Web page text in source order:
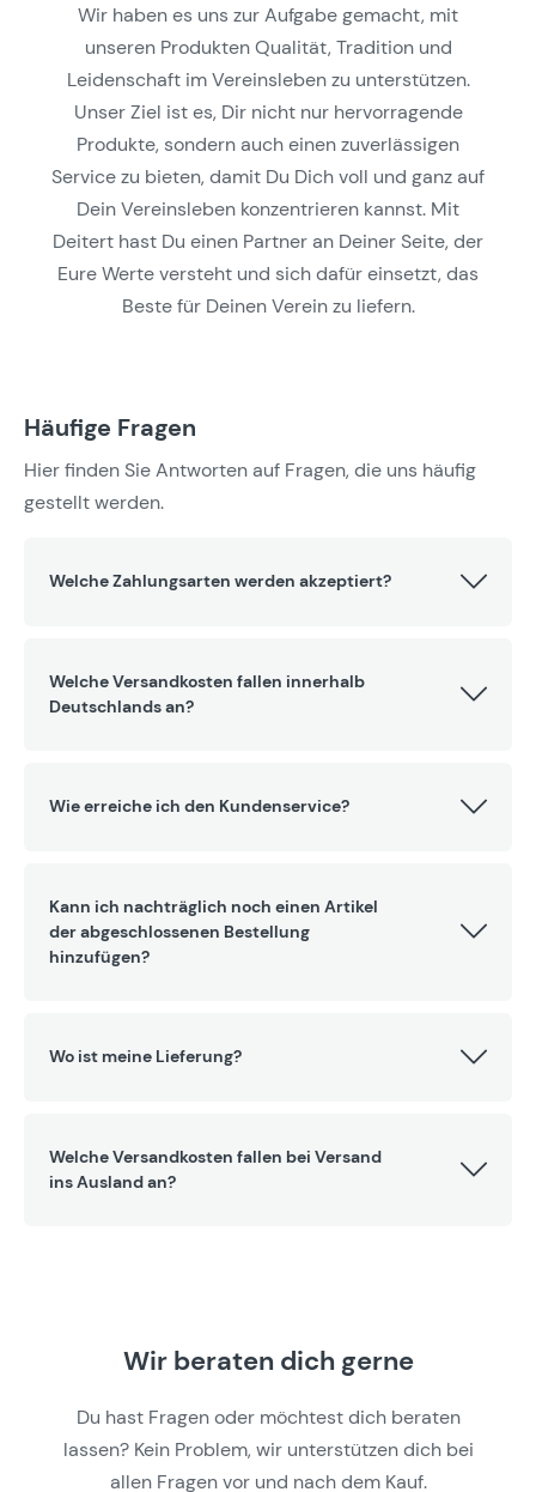
Wir haben es uns zur Aufgabe gemacht, mit
unseren Produkten Qualität, Tradition und
Leidenschaft im Vereinsleben zu unterstützen.
Unser Ziel ist es, Dir nicht nur hervorragende
Produkte, sondern auch einen zuverlässigen
Service zu bieten, damit Du Dich voll und ganz auf
Dein Vereinsleben konzentrieren kannst. Mit
Deitert hast Du einen Partner an Deiner Seite, der
Eure Werte versteht und sich dafür einsetzt, das
Beste für Deinen Verein zu liefern.
Häufige Fragen
Hier finden Sie Antworten auf Fragen, die uns häufig
gestellt werden.
Welche Zahlungsarten werden akzeptiert?
Welche Versandkosten fallen innerhalb
Deutschlands an?
Wie erreiche ich den Kundenservice?
Kann ich nachträglich noch einen Artikel
der abgeschlossenen Bestellung
hinzufügen?
Wo ist meine Lieferung?
Welche Versandkosten fallen bei Versand
ins Ausland an?
Wir beraten dich gerne
Du hast Fragen oder möchtest dich beraten
lassen? Kein Problem, wir unterstützen dich bei
allen Fragen vor und nach dem Kauf.